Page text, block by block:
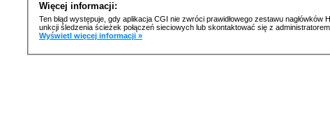
Więcej informacji:
Ten błąd występuje, gdy aplikacja CGI nie zwróci prawidłowego zestawu
unkcji śledzenia ścieżek połączeń sieciowych lub skontaktować się z
Wyświetl więcej informacji »